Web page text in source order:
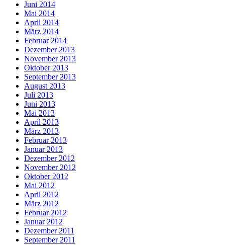
Juni 2014
Mai 2014
April 2014
März 2014
Februar 2014
Dezember 2013
November 2013
Oktober 2013
September 2013
August 2013
Juli 2013
Juni 2013
Mai 2013
April 2013
März 2013
Februar 2013
Januar 2013
Dezember 2012
November 2012
Oktober 2012
Mai 2012
April 2012
März 2012
Februar 2012
Januar 2012
Dezember 2011
September 2011